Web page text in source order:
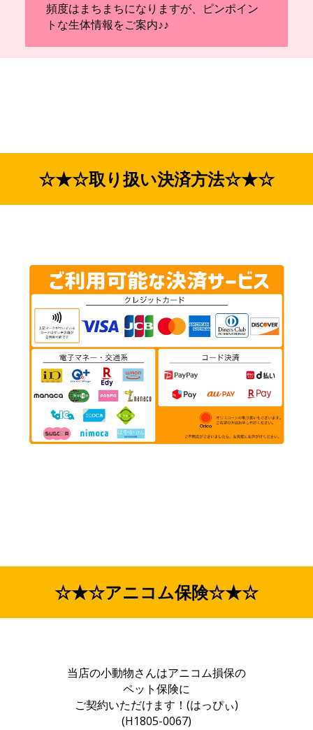
頻度はまちまちになりますが、ピンポイン
トな生体情報をご案内♪♪
☆★☆取り扱い決済方法☆★☆
☆★☆アニコム保険☆★☆
当店の小動物さんはアニコム損保の
ペット保険に
ご契約いただけます！(はっぴぃ)
(H1805-0067)